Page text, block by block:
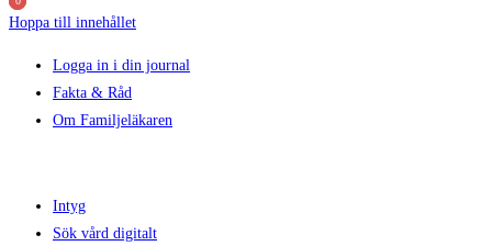
Hoppa till innehållet
Logga in i din journal
Fakta & Råd
Om Familjeläkaren
Intyg
Sök vård digitalt